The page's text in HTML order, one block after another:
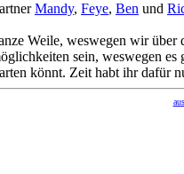
Mandy, Feye, Ben und
Weile, weswegen wir
sein, weswegen
könnt. Zeit habt ihr dafür